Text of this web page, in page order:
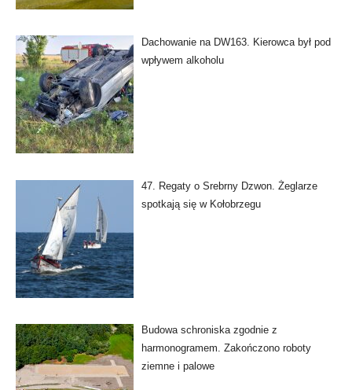
Dachowanie na DW163. Kierowca był pod
wpływem alkoholu
47. Regaty o Srebrny Dzwon. Żeglarze
spotkają się w Kołobrzegu
Budowa schroniska zgodnie z
harmonogramem. Zakończono roboty
ziemne i palowe